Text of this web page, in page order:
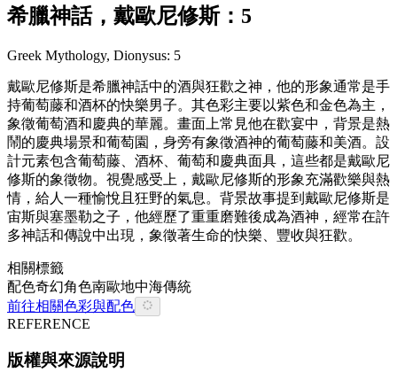
希臘神話，戴歐尼修斯：5
Greek Mythology, Dionysus: 5
戴歐尼修斯是希臘神話中的酒與狂歡之神，他的形象通常是手
持葡萄藤和酒杯的快樂男子。其色彩主要以紫色和金色為主，
象徵葡萄酒和慶典的華麗。畫面上常見他在歡宴中，背景是熱
鬧的慶典場景和葡萄園，身旁有象徵酒神的葡萄藤和美酒。設
計元素包含葡萄藤、酒杯、葡萄和慶典面具，這些都是戴歐尼
修斯的象徵物。視覺感受上，戴歐尼修斯的形象充滿歡樂與熱
情，給人一種愉悅且狂野的氣息。背景故事提到戴歐尼修斯是
宙斯與塞墨勒之子，他經歷了重重磨難後成為酒神，經常在許
多神話和傳說中出現，象徵著生命的快樂、豐收與狂歡。
相關標籤
配色奇幻角色南歐地中海傳統
前往相關色彩與配色
REFERENCE
版權與來源說明